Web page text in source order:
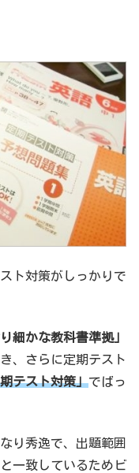
ト対策がしっかりで
り細かな教科書準拠」
、さらに定期テスト
テスト対策」でばっ
り秀逸で、出題範囲
一致しているためビ